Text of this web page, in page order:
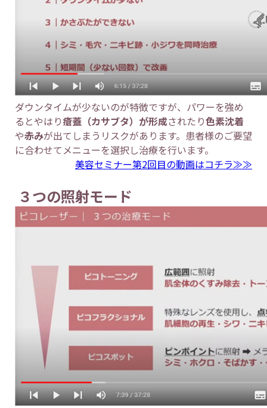
ダウンタイムが少ないのが特徴ですが、パワーを強め
るとやはり瘡蓋（カサブタ）が形成されたり色素沈着
や赤みが出てしまうリスクがあります。患者様のご要望
に合わせてメニューを選択し治療を行います。
美容セミナー第2回目の動画はコチラ≫≫
３つの照射モード